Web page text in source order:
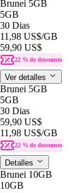
Brunei 5GB
5GB
30 Dias
11,98 US$/GB
59,90 US$
22 % de descuento
Ver detalles
Brunei 5GB
5GB
30 Dias
59,90 US$
11,98 US$/GB
22 % de descuento
Detalles
Brunei 10GB
10GB